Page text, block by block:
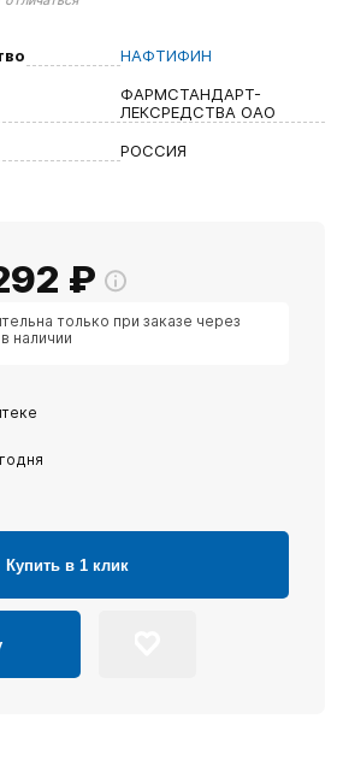
НАФТИФИН
ФАРМСТАНДАРТ-
ЛЕКСРЕДСТВА ОАО
РОССИЯ
₽
только при заказе через
наличии
Купить в 1 клик